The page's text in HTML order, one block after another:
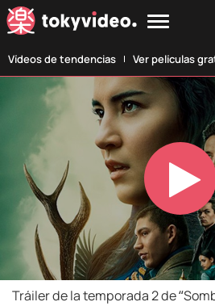
Vídeos de tendencias Ver películas
Tráiler de la temporada 2 de